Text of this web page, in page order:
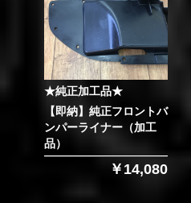
★純正加工品★
【即納】純正フロントバ
ンパーライナー（加工
品）
￥14,080